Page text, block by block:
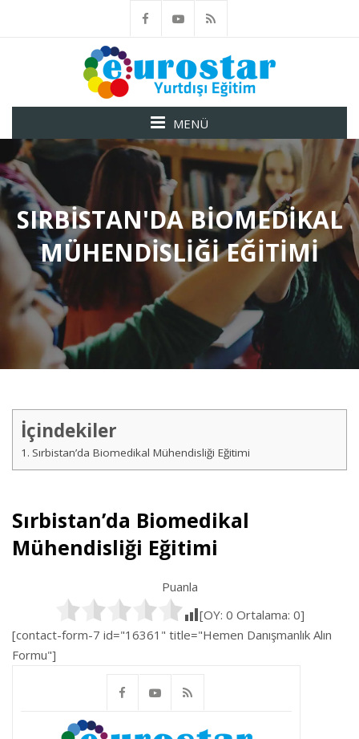
MENÜ
SIRBISTAN'DA BIOMEDIKAL
MÜHENDISLIĞI EĞITIMI
İçindekiler
Sırbistan’da Biomedikal Mühendisliği Eğitimi
Sırbistan’da Biomedikal
Mühendisliği Eğitimi
Puanla
[OY: 0 Ortalama: 0]
[contact-form-7 id="16361" title="Hemen Danışmanlık Alın
Formu"]